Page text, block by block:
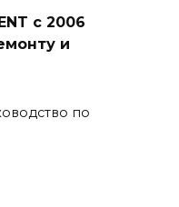
с 2006
и
по